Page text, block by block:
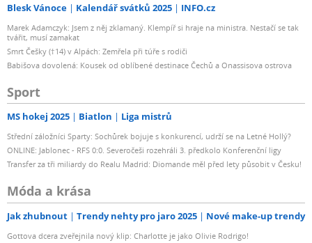
Blesk Vánoce Kalendář svátků 2025 INFO.cz
Marek Adamczyk: Jsem z něj zklamaný. Klempíř si hraje na ministra. Nestačí se tak
tvářit, musí zamakat
Smrt Češky (†14) v Alpách: Zemřela při túře s rodiči
Babišova dovolená: Kousek od oblíbené destinace Čechů a Onassisova ostrova
Sport
MS hokej 2025 Biatlon Liga mistrů
Střední záložníci Sparty: Sochůrek bojuje s konkurencí, udrží se na Letné Hollý?
ONLINE: Jablonec - RFS 0:0. Severočeši rozehráli 3. předkolo Konferenční ligy
Transfer za tři miliardy do Realu Madrid: Diomande měl před lety působit v Česku!
Móda a krása
Jak zhubnout Trendy nehty pro jaro 2025 Nové make-up trendy
Gottova dcera zveřejnila nový klip: Charlotte je jako Olivie Rodrigo!